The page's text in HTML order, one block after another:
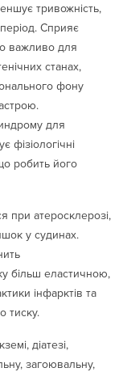
тривожність,
Сприяє
важливо для
станах,
фону
для
фізіологічні
робить його
при атеросклерозі,
у судинах.
більш еластичною,
інфарктів та
тиску.
діатезі,
загоювальну,